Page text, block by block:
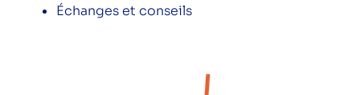
L'acteur local de la transition
Échanges et conseils